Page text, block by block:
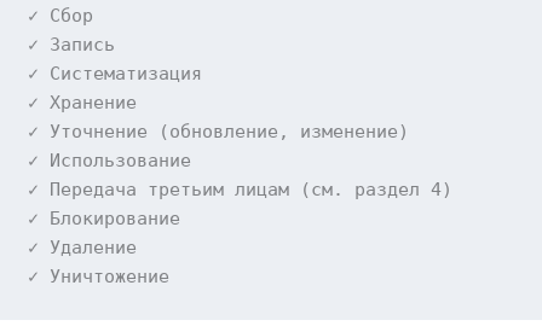
✓ Сбор
✓ Запись
✓ Систематизация
✓ Хранение
✓ Уточнение (обновление, изменение)
✓ Использование
✓ Передача третьим лицам (см. раздел 4)
✓ Блокирование
✓ Удаление
✓ Уничтожение